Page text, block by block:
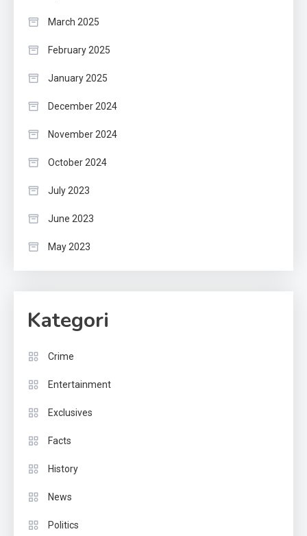
March 2025
February 2025
January 2025
December 2024
November 2024
October 2024
July 2023
June 2023
May 2023
Kategori
Crime
Entertainment
Exclusives
Facts
History
News
Politics